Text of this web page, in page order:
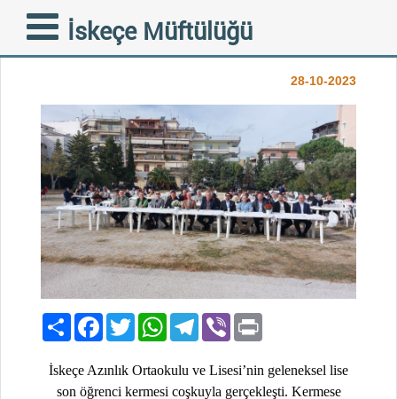
İskeçe Müftülüğü
GELENEKSEL LİSE SON
SINIF ÖĞRENCİ KERMESİ
28-10-2023
PaylaşFacebook
TwitterWhatsAppTelegram
Viber
İskeçe Azınlık Ortaokulu ve Lisesi’nin geleneksel lise
son öğrenci kermesi coşkuyla gerçekleşti. Kermese